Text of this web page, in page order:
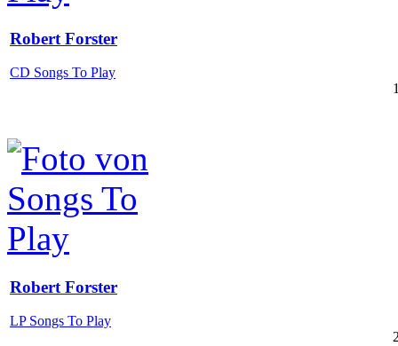
Robert Forster
CD Songs To Play
Robert Forster
LP Songs To Play